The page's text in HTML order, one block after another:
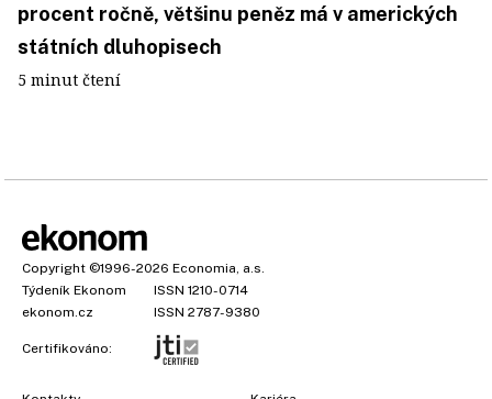
procent ročně, většinu peněz má v amerických
státních dluhopisech
5 minut čtení
Copyright ©1996-2026 Economia, a.s.
Týdeník Ekonom
ISSN 1210-0714
ekonom.cz
ISSN 2787-9380
Certifikováno: